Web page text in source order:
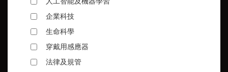
企業科技
生命科學
穿戴用感應器
法律及規管